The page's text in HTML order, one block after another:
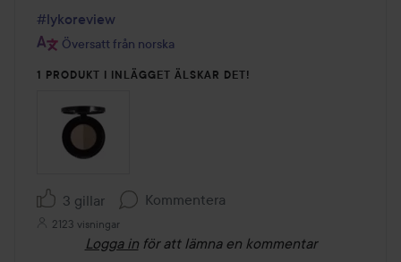
#lykoreview
Översatt från norska
1 PRODUKT I INLÄGGET ÄLSKAR DET!
3 gillar Kommentera
2123 visningar
Logga in för att lämna en kommentar